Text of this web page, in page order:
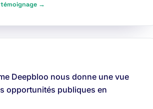
témoignage →
Deepbloo nous donne une vue
opportunités publiques en